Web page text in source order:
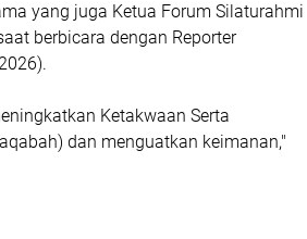
yang juga Ketua Forum Silaturahmi
berbicara dengan Reporter
Ketakwaan Serta
dan menguatkan keimanan,"